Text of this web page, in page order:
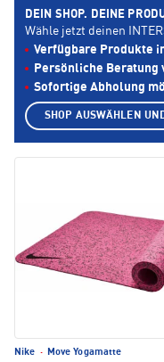
Nike · Move Yogamatte
DEIN SHOP. DEINE
Wähle jetzt deinen
Verfügbare Produkte
Persönliche Beratung
Sofortige Abholung